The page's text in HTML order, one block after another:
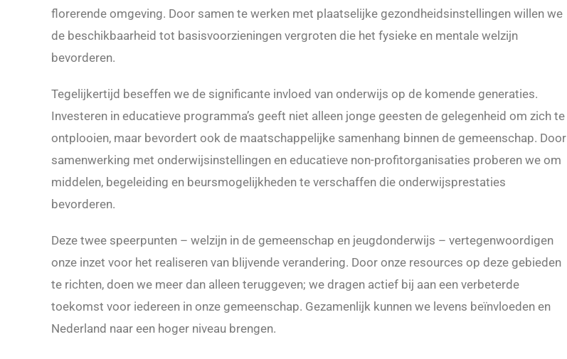
florerende omgeving. Door samen te werken met plaatselijke gezondheidsinstellingen willen we
de beschikbaarheid tot basisvoorzieningen vergroten die het fysieke en mentale welzijn
bevorderen.
Tegelijkertijd beseffen we de significante invloed van onderwijs op de komende generaties.
Investeren in educatieve programma’s geeft niet alleen jonge geesten de gelegenheid om zich te
ontplooien, maar bevordert ook de maatschappelijke samenhang binnen de gemeenschap. Door
samenwerking met onderwijsinstellingen en educatieve non-profitorganisaties proberen we om
middelen, begeleiding en beursmogelijkheden te verschaffen die onderwijsprestaties
bevorderen.
Deze twee speerpunten – welzijn in de gemeenschap en jeugdonderwijs – vertegenwoordigen
onze inzet voor het realiseren van blijvende verandering. Door onze resources op deze gebieden
te richten, doen we meer dan alleen teruggeven; we dragen actief bij aan een verbeterde
toekomst voor iedereen in onze gemeenschap. Gezamenlijk kunnen we levens beïnvloeden en
Nederland naar een hoger niveau brengen.